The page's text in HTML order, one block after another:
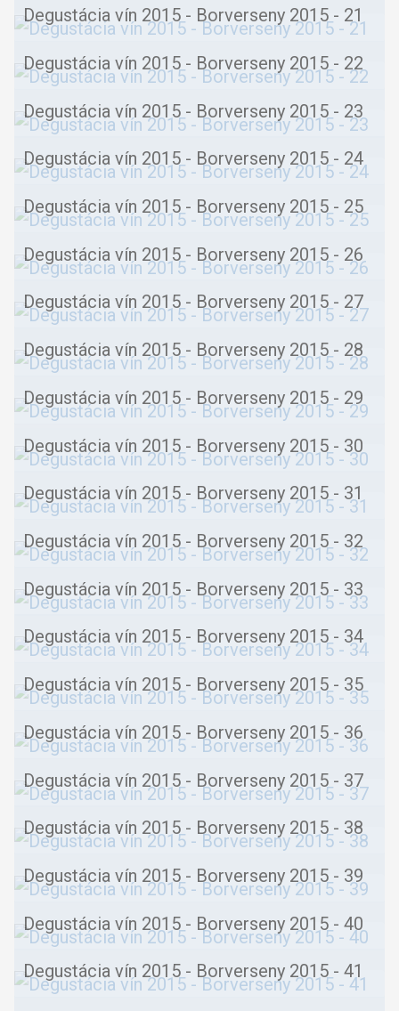
Degustácia vín 2015 - Borverseny 2015 - 21
Degustácia vín 2015 - Borverseny 2015 - 22
Degustácia vín 2015 - Borverseny 2015 - 23
Degustácia vín 2015 - Borverseny 2015 - 24
Degustácia vín 2015 - Borverseny 2015 - 25
Degustácia vín 2015 - Borverseny 2015 - 26
Degustácia vín 2015 - Borverseny 2015 - 27
Degustácia vín 2015 - Borverseny 2015 - 28
Degustácia vín 2015 - Borverseny 2015 - 29
Degustácia vín 2015 - Borverseny 2015 - 30
Degustácia vín 2015 - Borverseny 2015 - 31
Degustácia vín 2015 - Borverseny 2015 - 32
Degustácia vín 2015 - Borverseny 2015 - 33
Degustácia vín 2015 - Borverseny 2015 - 34
Degustácia vín 2015 - Borverseny 2015 - 35
Degustácia vín 2015 - Borverseny 2015 - 36
Degustácia vín 2015 - Borverseny 2015 - 37
Degustácia vín 2015 - Borverseny 2015 - 38
Degustácia vín 2015 - Borverseny 2015 - 39
Degustácia vín 2015 - Borverseny 2015 - 40
Degustácia vín 2015 - Borverseny 2015 - 41